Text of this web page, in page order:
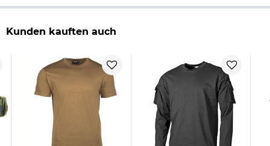
Kunden kauften auch